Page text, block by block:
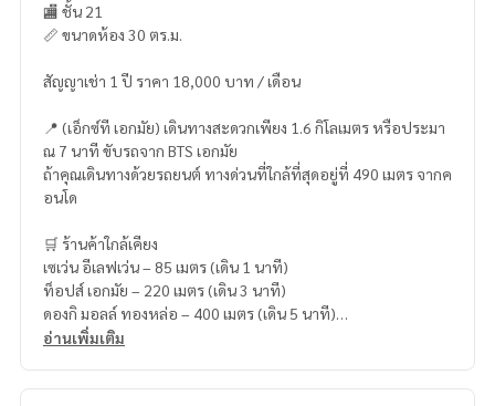
🏬 ชั้น 21
📏 ขนาดห้อง 30 ตร.ม.
สัญญาเช่า 1 ปี ราคา 18,000 บาท / เดือน
📍 (เอ็กซ์ที เอกมัย) เดินทางสะดวกเพียง 1.6 กิโลเมตร หรือประมา
ณ 7 นาที ขับรถจาก BTS เอกมัย
ถ้าคุณเดินทางด้วยรถยนต์ ทางด่วนที่ใกล้ที่สุดอยู่ที่ 490 เมตร จากค
อนโด
🛒 ร้านค้าใกล้เคียง
เซเว่น อีเลฟเว่น – 85 เมตร (เดิน 1 นาที)
ท็อปส์ เอกมัย – 220 เมตร (เดิน 3 นาที)
ดองกิ มอลล์ ทองหล่อ – 400 เมตร (เดิน 5 นาที)
อินเด็กซ์ ลิฟวิ่งมอลล์ เอกมัย – 850 เมตร (เดิน 9 นาที)
อ่านเพิ่มเติม